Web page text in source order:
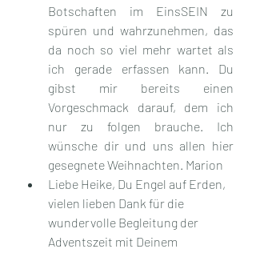
Botschaften im EinsSEIN zu
spüren und wahrzunehmen, das
da noch so viel mehr wartet als
ich gerade erfassen kann. Du
gibst mir bereits einen
Vorgeschmack darauf, dem ich
nur zu folgen brauche. Ich
wünsche dir und uns allen hier
gesegnete Weihnachten. Marion
Liebe Heike, Du Engel auf Erden,
vielen lieben Dank für die
wundervolle Begleitung der
Adventszeit mit Deinem